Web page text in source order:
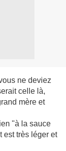
ne deviez
celle là,
mère et
"à la sauce
est très léger et